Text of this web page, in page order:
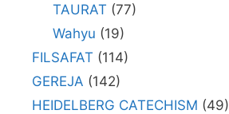
TAURAT (77)
Wahyu (19)
FILSAFAT (114)
GEREJA (142)
HEIDELBERG CATECHISM (49)